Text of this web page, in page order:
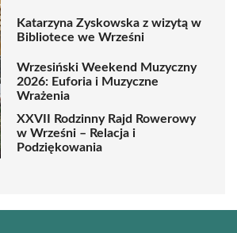
Katarzyna Zyskowska z wizytą w
Bibliotece we Wrześni
Wrzesiński Weekend Muzyczny
2026: Euforia i Muzyczne
Wrażenia
XXVII Rodzinny Rajd Rowerowy
w Wrześni – Relacja i
Podziękowania